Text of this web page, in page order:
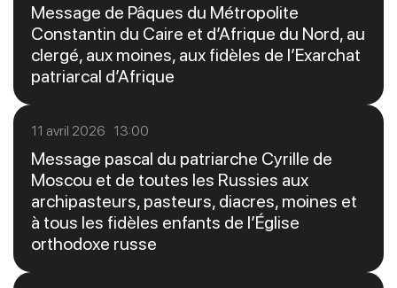
Message de Pâques du Métropolite
Constantin du Caire et d’Afrique du Nord, au
clergé, aux moines, aux fidèles de l’Exarchat
patriarcal d’Afrique
11 avril 2026 13:00
Message pascal du patriarche Cyrille de
Moscou et de toutes les Russies aux
archipasteurs, pasteurs, diacres, moines et
à tous les fidèles enfants de l’Église
orthodoxe russe